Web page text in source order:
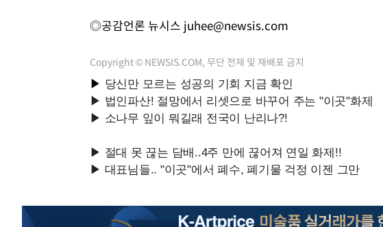
◎공감언론 뉴시스 juhee@newsis.com
Copyright © NEWSIS.COM, 무단 전재 및 재배포 금지